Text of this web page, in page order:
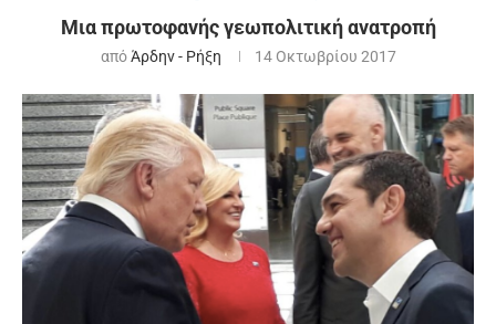
Μια πρωτοφανής γεωπολιτική ανατροπή
απόΆρδην - Ρήξη 14 Οκτωβρίου 2017